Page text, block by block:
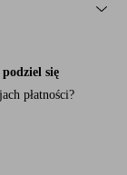
podziel się
płatności?